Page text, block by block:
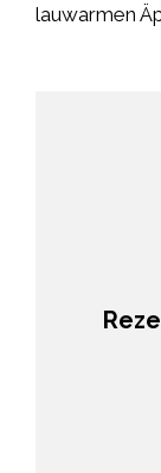
lauwarmen